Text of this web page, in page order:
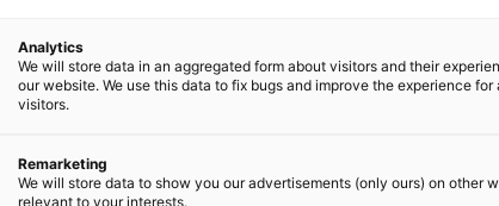
Analytics
We will store data in an aggregated form about visitors and their
our website. We use this data to fix bugs and improve the experience for
visitors.
Remarketing
We will store data to show you our advertisements (only ours) on other
relevant to your interests.